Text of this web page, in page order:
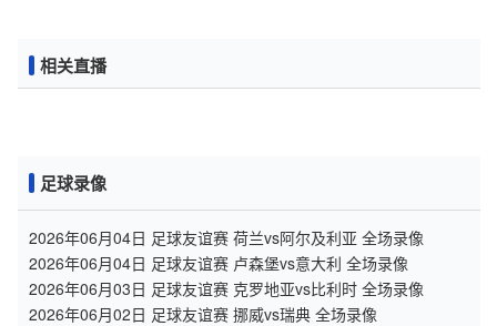
相关直播
足球录像
2026年06月04日 足球友谊赛 荷兰vs阿尔及利亚 全场录像
2026年06月04日 足球友谊赛 卢森堡vs意大利 全场录像
2026年06月03日 足球友谊赛 克罗地亚vs比利时 全场录像
2026年06月02日 足球友谊赛 挪威vs瑞典 全场录像